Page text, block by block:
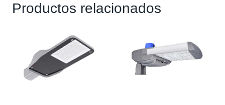
Productos relacionados